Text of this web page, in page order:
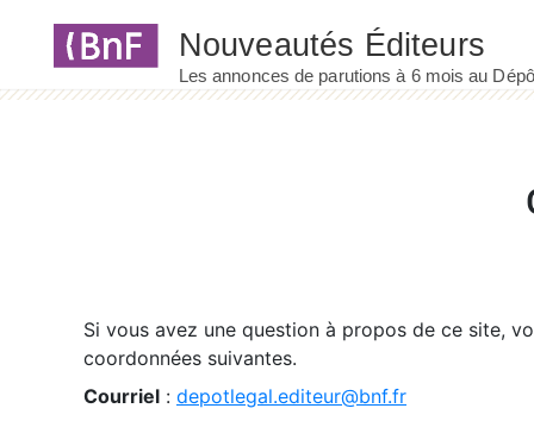
Si vous avez une question à propos de ce site,
coordonnées suivantes.
Courriel : depotlegal.editeur@bnf.fr